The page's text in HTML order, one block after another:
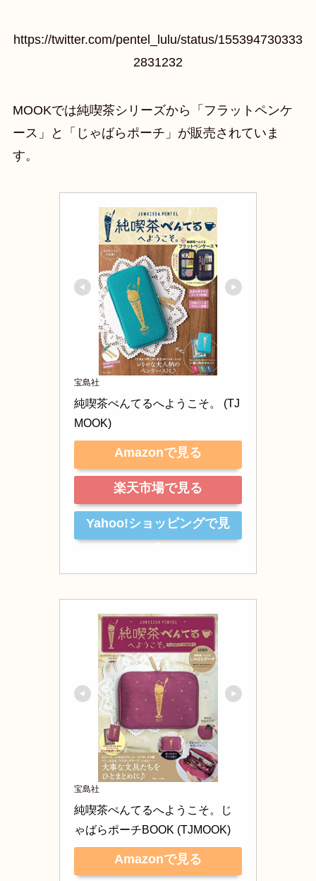
https://twitter.com/pentel_lulu/status/155394730333
2831232
MOOKでは純喫茶シリーズから「フラットペンケ
ース」と「じゃばらポーチ」が販売されていま
す。
宝島社
純喫茶ぺんてるへようこそ。 (TJ
MOOK)
Amazonで見る
楽天市場で見る
Yahoo!ショッピングで見
宝島社
純喫茶ぺんてるへようこそ。じ
ゃばらポーチBOOK (TJMOOK)
Amazonで見る